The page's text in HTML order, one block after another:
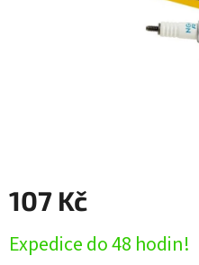
107 Kč
cena:
Expedice do 48 hodin!